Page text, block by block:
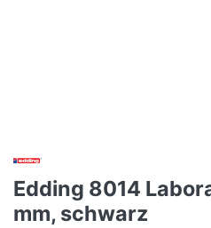
Edding 8014
mm, schwarz